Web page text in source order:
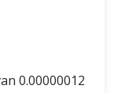
0.00000012